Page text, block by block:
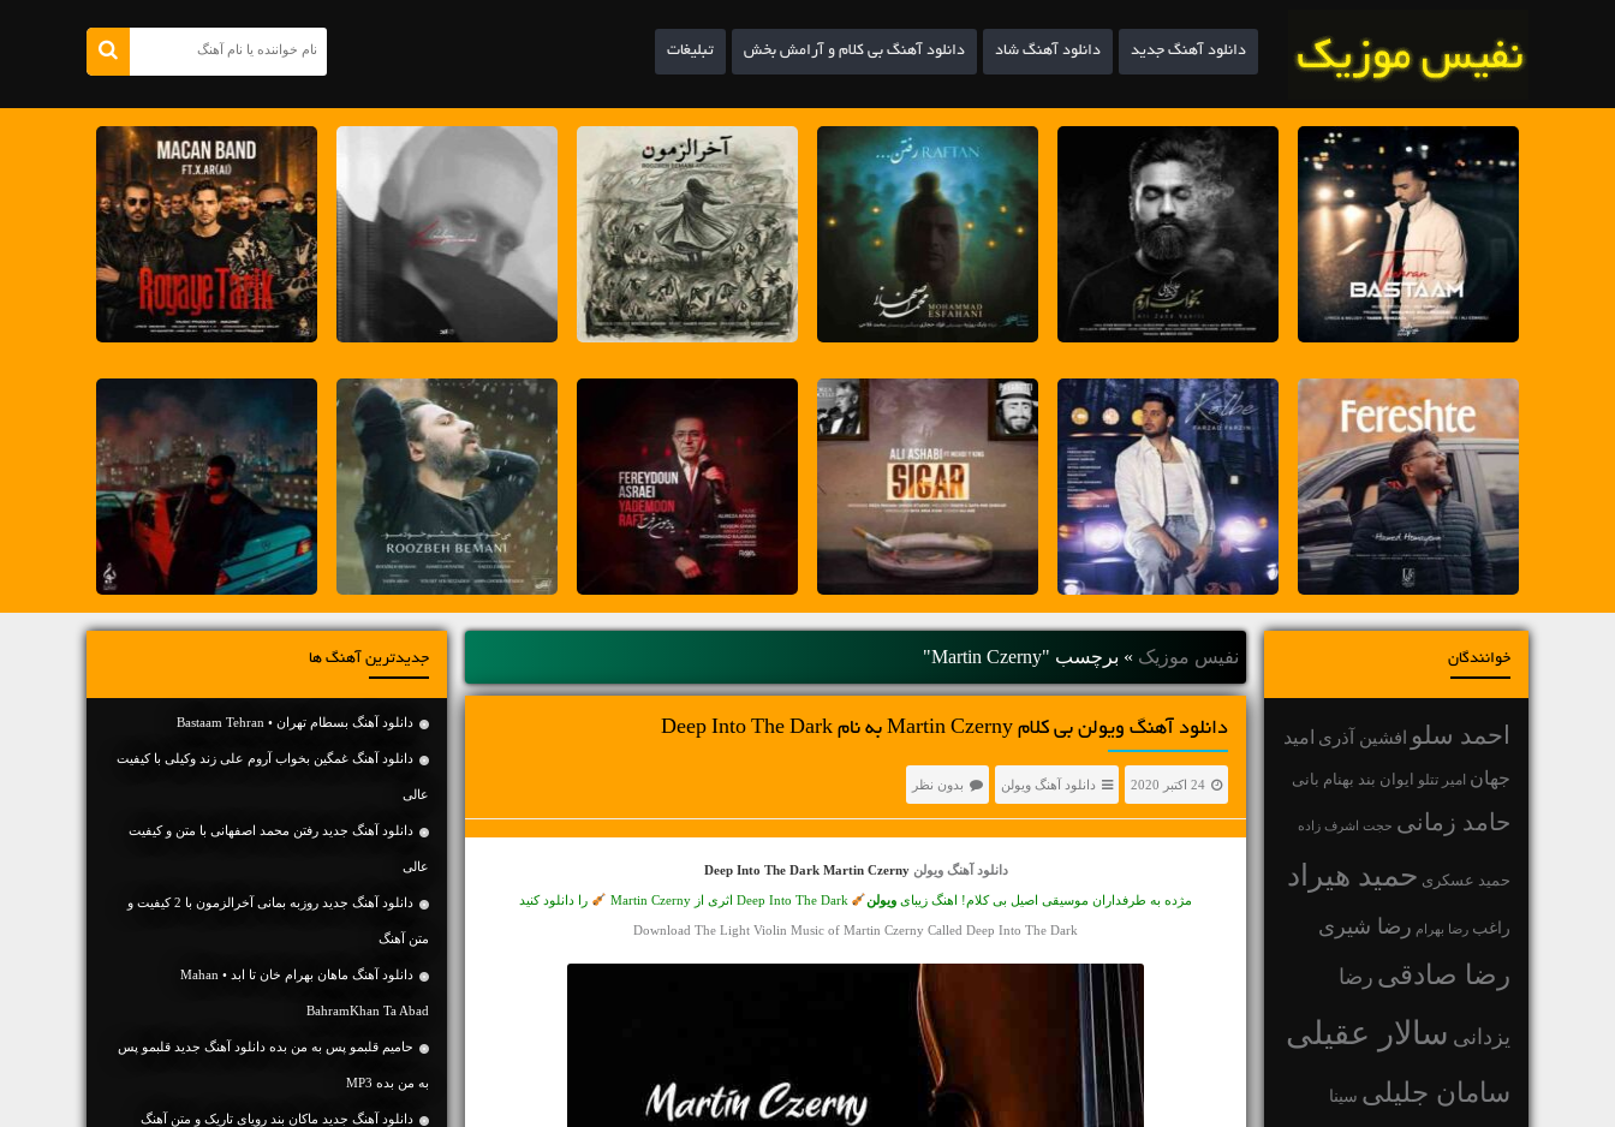
دانلود آهنگ جدید دانلود آهنگ شاد دانلود آهنگ بی کلام و آرامش بخش تبلیغات
خوانندگان
احمد سلو افشین آذری امید
جهان امیر تتلو ایوان بند بهنام بانی
حامد زمانی حجت اشرف زاده
حمید عسکری حمید هیراد
راغب رضا بهرام رضا شیری
رضا صادقی رضا
یزدانی سالار عقیلی
سامان جلیلی سینا
نفیس موزیک » برچسب "Martin Czerny"
دانلود آهنگ ویولن بی کلام Martin Czerny به نام Deep Into The Dark
24 اکتبر 2020 دانلود آهنگ ویولن بدون نظر
دانلود آهنگ ویولن Deep Into The Dark Martin Czerny
مژده به طرفداران موسیقی اصیل بی کلام! اهنگ زیبای ویولن را دانلود کنید
Download The Light Violin Music of Martin Czerny Called Deep Into The Dark
جدیدترین آهنگ ها
دانلود آهنگ بسطام تهران • Bastaam Tehran
دانلود آهنگ غمگین بخواب آروم علی زند وکیلی با کیفیت
عالی
دانلود آهنگ جديد رفتن محمد اصفهانی با متن و کیفیت
عالی
دانلود آهنگ جديد روزبه بمانی آخرالزمون با 2 کیفیت و
متن آهنگ
دانلود آهنگ ماهان بهرام خان تا ابد • Mahan
BahramKhan Ta Abad
حامیم قلبمو پس به من بده دانلود آهنگ جدید قلبمو پس
به من بده MP3
دانلود آهنگ جديد ماکان بند رویای تاریک و متن آهنگ